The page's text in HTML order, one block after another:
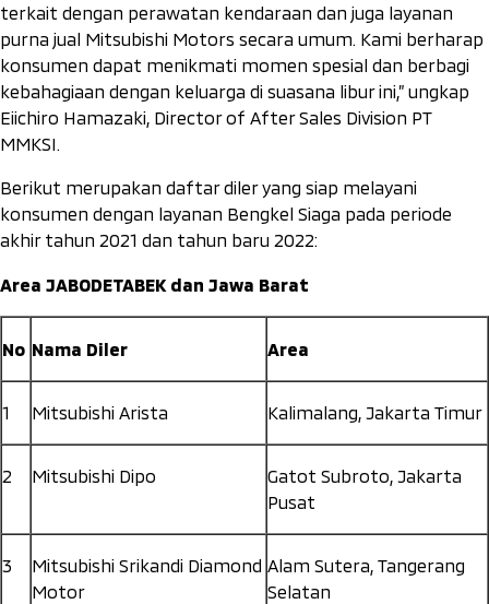
terkait dengan perawatan kendaraan dan juga layanan
purna jual Mitsubishi Motors secara umum. Kami berharap
konsumen dapat menikmati momen spesial dan berbagi
kebahagiaan dengan keluarga di suasana libur ini,” ungkap
Eiichiro Hamazaki, Director of After Sales Division PT
MMKSI.
Berikut merupakan daftar diler yang siap melayani
konsumen dengan layanan Bengkel Siaga pada periode
akhir tahun 2021 dan tahun baru 2022:
Area JABODETABEK dan Jawa Barat
No Nama Diler Area
1 Mitsubishi Arista Kalimalang, Jakarta Timur
2 Mitsubishi Dipo
Gatot Subroto, Jakarta
Pusat
3
Mitsubishi Srikandi Diamond
Motor
Alam Sutera, Tangerang
Selatan